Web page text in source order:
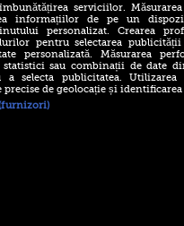
România
și o
Emoții intense
Sebastian Stan!
Annabelle, l-a
serviciilor.
informațiilor de pe un
personalizat. Crearea
pentru selectarea
personalizată. Măsurarea
sau combinații de date
a selecta publicitatea.
precise de geolocație și